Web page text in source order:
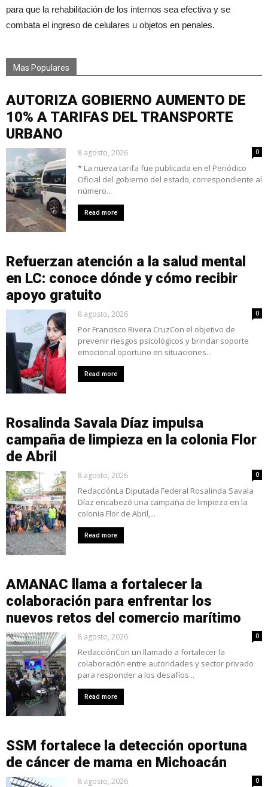
para que la rehabilitación de los internos sea efectiva y se
combata el ingreso de celulares u objetos en penales.
Mas Populares
AUTORIZA GOBIERNO AUMENTO DE
10% A TARIFAS DEL TRANSPORTE
URBANO
8 agosto, 2026 0
* La nueva tarifa fue publicada en el Periódico
Oficial del gobierno del estado, correspondiente al
número...
Read more
Refuerzan atención a la salud mental
en LC: conoce dónde y cómo recibir
apoyo gratuito
8 agosto, 2026 0
Por Francisco Rivera CruzCon el objetivo de
prevenir riesgos psicológicos y brindar soporte
emocional oportuno en situaciones...
Read more
Rosalinda Savala Díaz impulsa
campaña de limpieza en la colonia Flor
de Abril
8 agosto, 2026 0
RedacciónLa Diputada Federal Rosalinda Savala
Díaz encabezó una campaña de limpieza en la
colonia Flor de Abril,...
Read more
AMANAC llama a fortalecer la
colaboración para enfrentar los
nuevos retos del comercio marítimo
8 agosto, 2026 0
RedacciónCon un llamado a fortalecer la
colaboración entre autoridades y sector privado
para responder a los desafíos...
Read more
SSM fortalece la detección oportuna
de cáncer de mama en Michoacán
8 agosto, 2026 0